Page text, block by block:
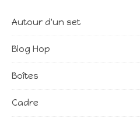
Autour d'un set
Blog Hop
Boîtes
Cadre